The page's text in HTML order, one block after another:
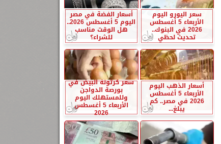
سعر اليورو اليوم
الأربعاء 5 أغسطس
2026 في البنوك..
تحديث لحظي
أسعار الفضة في مصر
اليوم 5 أغسطس 2026..
هل الوقت مناسب
للشراء؟
أسعار الذهب اليوم
الأربعاء 5 أغسطس
2026 في مصر.. كم
يبلغ...
سعر كرتونة البيض في
بورصة الدواجن
وللمستهلك اليوم
الأربعاء 5 أغسطس
2026